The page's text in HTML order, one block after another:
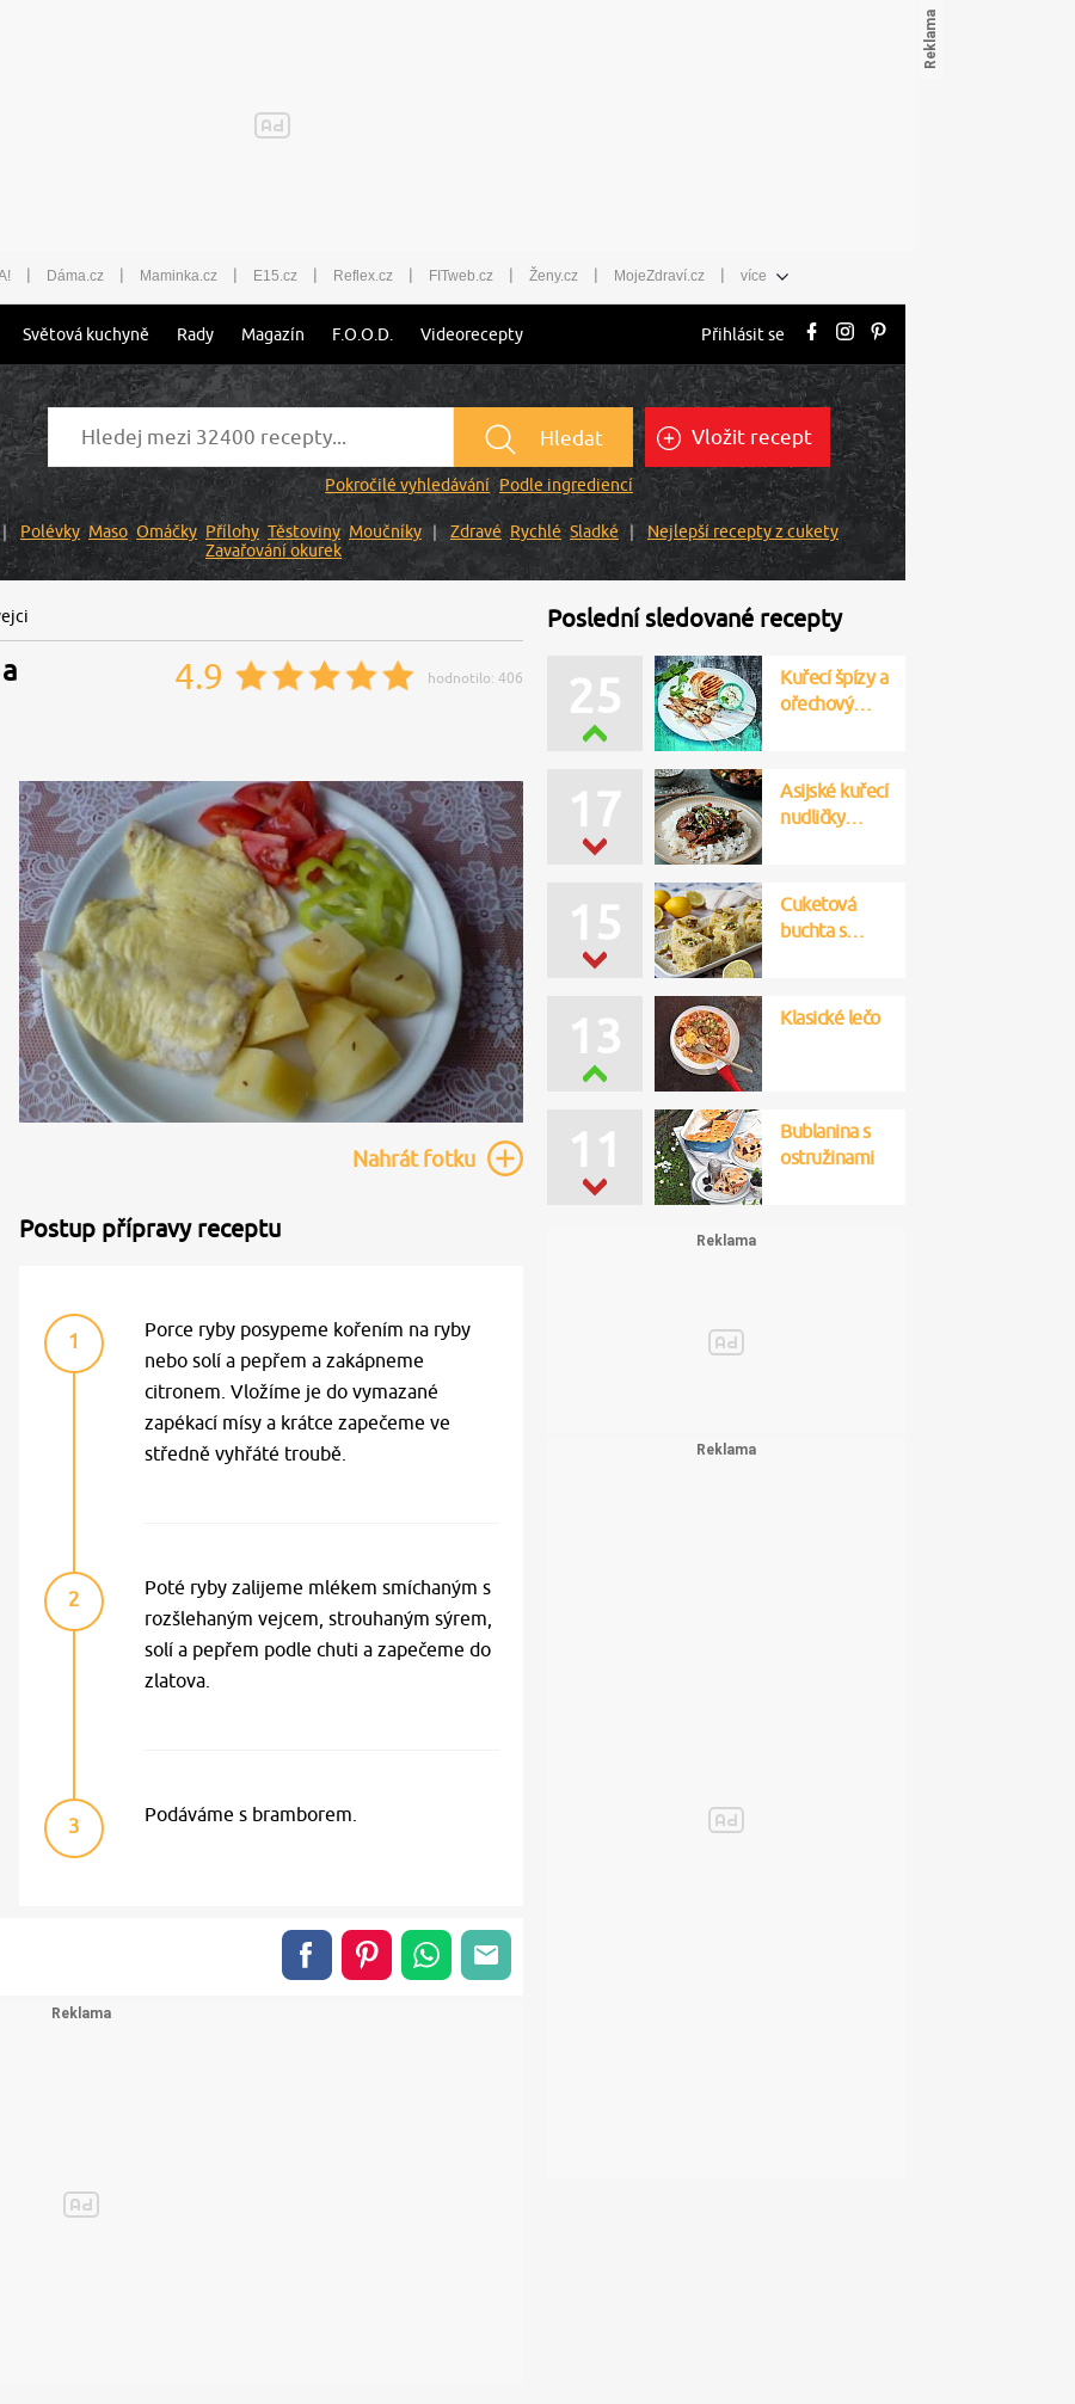
| Dáma.cz | Maminka.cz | E15.cz | Reflex.cz | FITweb.cz | Ženy.cz | MojeZdraví.cz | více
Světová kuchyně Rady Magazín F.O.O.D. Videorecepty Přihlásit se
Hledat
Pokročilé vyhledávání Podle ingrediencí
Vložit recept
Polévky Maso Omáčky Přílohy Těstoviny Moučníky Zdravé Rychlé Sladké
Nejlepší recepty z cukety
Zavařování okurek
4.9 hodnotilo: 406
Nahrátfotku
Postup přípravy receptu
1
Porce ryby posypeme kořením na ryby
nebo solí a pepřem a zakápneme
citronem. Vložíme je do vymazané
zapékací mísy a krátce zapečeme ve
středně vyhřáté troubě.
2
Poté ryby zalijeme mlékem smíchaným s
rozšlehaným vejcem, strouhaným sýrem,
solí a pepřem podle chuti a zapečeme do
zlatova.
3 Podáváme s bramborem.
Poslední sledované recepty
25
Kuřecí špízy a
ořechový…
17
Asijské kuřecí
nudličky…
15
Cuketová
buchta s…
13 Klasické lečo
11
Bublanina s
ostružinami